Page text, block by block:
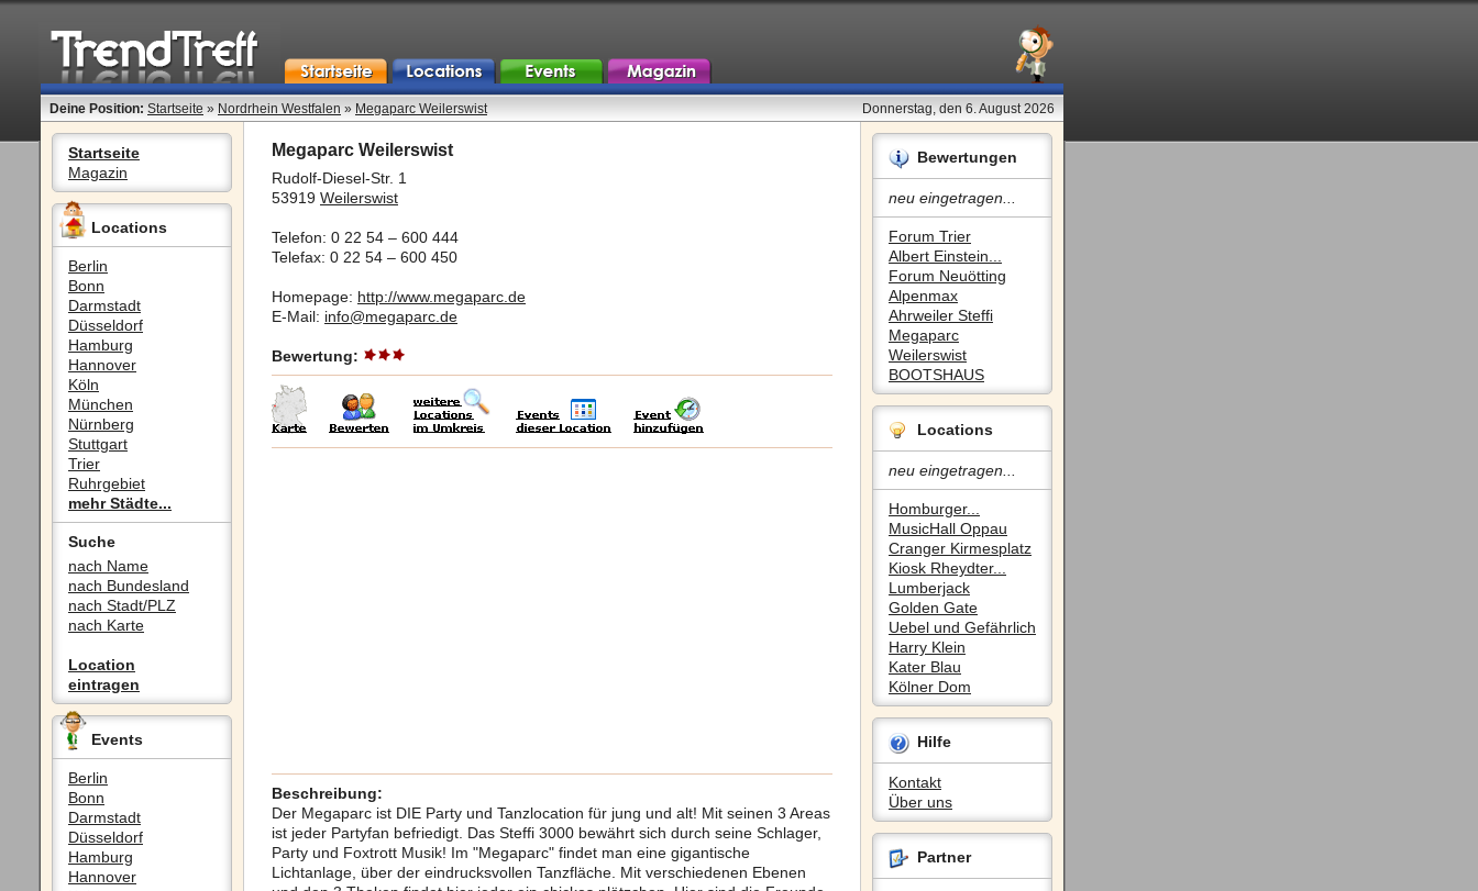
Deine Position: Startseite » Nordrhein Westfalen » Megaparc Weilerswist Donnerstag, den 6. August 2026
Startseite
Magazin
Locations
Berlin
Bonn
Darmstadt
Düsseldorf
Hamburg
Hannover
Köln
München
Nürnberg
Stuttgart
Trier
Ruhrgebiet
mehr Städte...
Suche
nach Name
nach Bundesland
nach Stadt/PLZ
nach Karte
Location
eintragen
Events
Berlin
Bonn
Darmstadt
Düsseldorf
Hamburg
Hannover
Bewertungen
neu eingetragen...
Forum Trier
Albert Einstein...
Forum Neuötting
Alpenmax
Ahrweiler Steffi
Megaparc
Weilerswist
BOOTSHAUS
Locations
neu eingetragen...
Homburger...
MusicHall Oppau
Cranger Kirmesplatz
Kiosk Rheydter...
Lumberjack
Golden Gate
Uebel und Gefährlich
Harry Klein
Kater Blau
Kölner Dom
Hilfe
Kontakt
Über uns
Partner
Megaparc Weilerswist
Rudolf-Diesel-Str. 1
53919 Weilerswist
Telefon: 0 22 54 – 600 444
Telefax: 0 22 54 – 600 450
Homepage: http://www.megaparc.de
E-Mail: info@megaparc.de
Bewertung:
Beschreibung:
Der Megaparc ist DIE Party und Tanzlocation für jung und alt! Mit seinen 3 Areas
ist jeder Partyfan befriedigt. Das Steffi 3000 bewährt sich durch seine Schlager,
Party und Foxtrott Musik! Im "Megaparc" findet man eine gigantische
Lichtanlage, über der eindrucksvollen Tanzfläche. Mit verschiedenen Ebenen